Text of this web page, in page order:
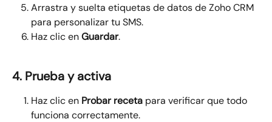
Arrastra y suelta etiquetas de datos de Zoho CRM
para personalizar tu SMS.
Haz clic en Guardar.
4. Prueba y activa
Haz clic en Probar receta para verificar que todo
funciona correctamente.